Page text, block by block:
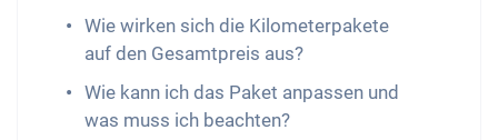
Wie wirken sich die Kilometerpakete
auf den Gesamtpreis aus?
Wie kann ich das Paket anpassen und
was muss ich beachten?